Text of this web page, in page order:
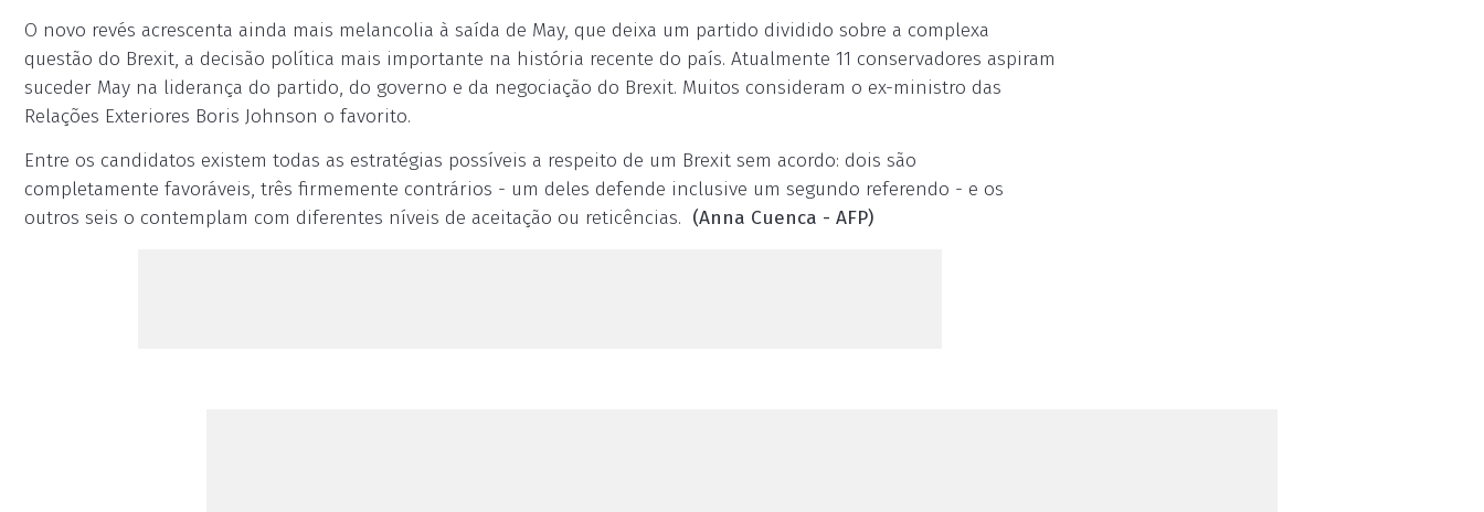
O novo revés acrescenta ainda mais melancolia à saída de May, que deixa um partido dividido sobre a complexa
questão do Brexit, a decisão política mais importante na história recente do país. Atualmente 11 conservadores aspiram
suceder May na liderança do partido, do governo e da negociação do Brexit. Muitos consideram o ex-ministro das
Relações Exteriores Boris Johnson o favorito.
Entre os candidatos existem todas as estratégias possíveis a respeito de um Brexit sem acordo: dois são
completamente favoráveis, três firmemente contrários - um deles defende inclusive um segundo referendo - e os
outros seis o contemplam com diferentes níveis de aceitação ou reticências. (Anna Cuenca - AFP)